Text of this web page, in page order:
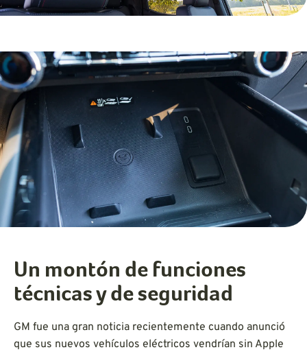
Un montón de funciones
técnicas y de seguridad
GM fue una gran noticia recientemente cuando anunció
que sus nuevos vehículos eléctricos vendrían sin Apple